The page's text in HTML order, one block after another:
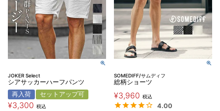
JOKER Select
シアサッカーハーフパンツ
再入荷
セットアップ可
¥3,300 税込
SOMEDIFF/サムディフ
総柄ショーツ
¥3,960 税込
4.00